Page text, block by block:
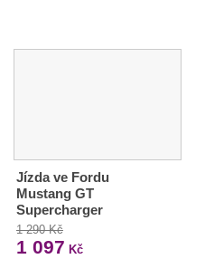
Jízda ve Fordu
Mustang GT
Supercharger
1 290 Kč
1 097 Kč